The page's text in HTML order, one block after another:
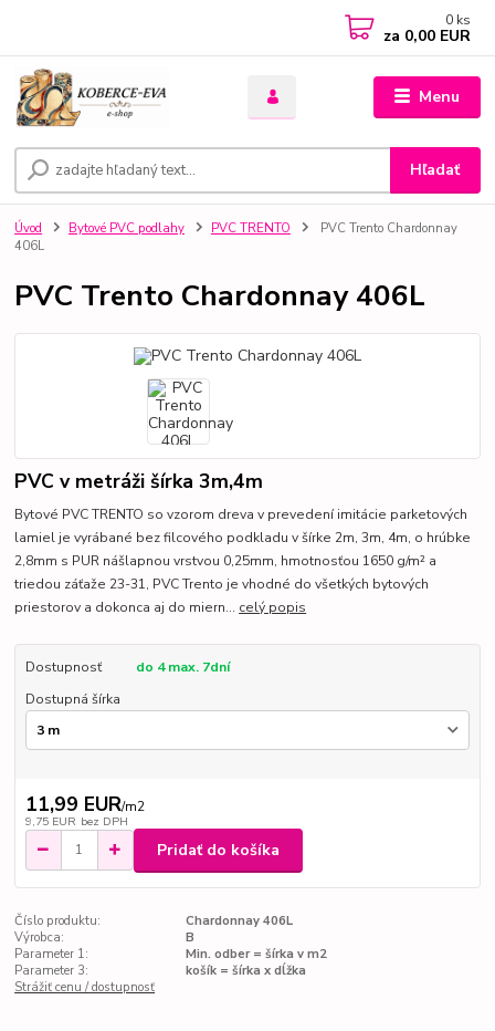
Menu
Hľadať
0 ks
za 0,00 EUR
Úvod Bytové PVC podlahy PVC TRENTO
PVC Trento Chardonnay
406L
PVC Trento Chardonnay 406L
PVC v metráži šírka 3m,4m
Bytové PVC TRENTO so vzorom dreva v prevedení imitácie parketových
lamiel je vyrábané bez filcového podkladu v šírke 2m, 3m, 4m, o hrúbke
2,8mm s PUR nášlapnou vrstvou 0,25mm, hmotnosťou 1650 g/m² a
triedou záťaže 23-31, PVC Trento je vhodné do všetkých bytových
priestorov a dokonca aj do miern... celý popis
Dostupnosť
do 4 max. 7dní
Dostupná šírka
11,99 EUR/m2
9,75 EUR bez DPH
Pridať do košíka
Číslo produktu:
Chardonnay 406L
Výrobca:
B
Parameter 1:
Min. odber = šírka v m2
Parameter 3:
košík = šírka x dĺžka
Strážiť cenu / dostupnosť